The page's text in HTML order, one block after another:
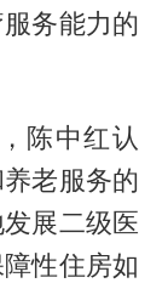
务能力的
陈中红认
老服务的
展二级医
性住房如